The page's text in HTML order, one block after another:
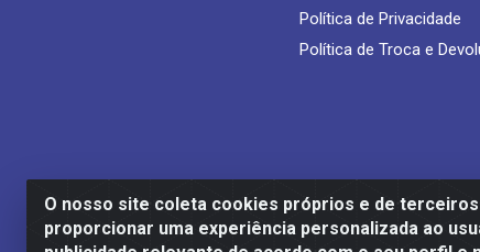
O nosso site coleta cookies próprios e de
proporcionar uma experiência personalizada ao
Política de Privacidade
Política de Troca e
Frinscal - Distribuidora e Importadora